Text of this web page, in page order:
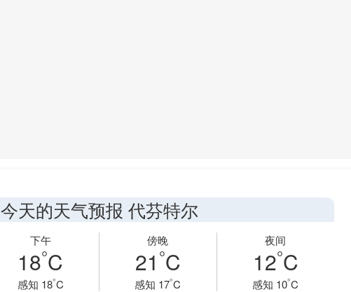
今天的天气预报 代芬特尔
下午
18°C
感知 18°C
傍晚
21 °C
感知 17°C
夜间
12°C
感知 10°C